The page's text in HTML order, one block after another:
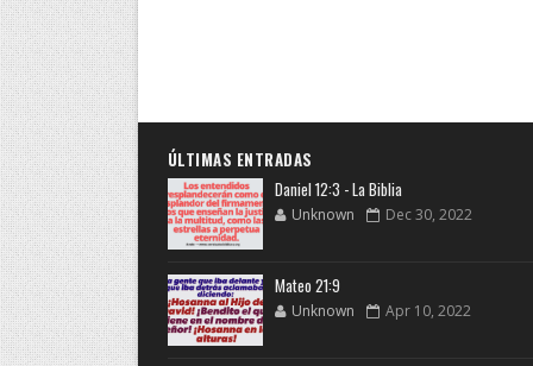
ÚLTIMAS ENTRADAS
Daniel 12:3 - La Biblia
Unknown Dec 30, 2022
Mateo 21:9
Unknown Apr 10, 2022